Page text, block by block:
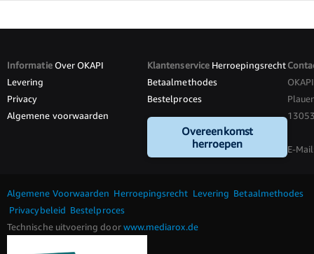
Informatie Over OKAPI
Levering
Privacy
Algemene voorwaarden
Klantenservice Herroepingsrecht
Betaalmethodes
Bestelproces
Overeenkomst
herroepen
E-
Algemene Voorwaarden Herroepingsrecht Levering Betaalmethodes
Privacybeleid Bestelproces
Technische uitvoering doorwww.mediarox.de